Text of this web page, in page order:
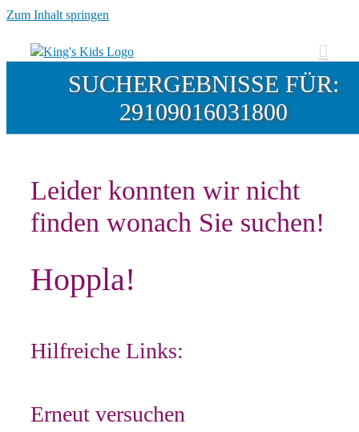
Zum Inhalt springen
SUCHERGEBNISSE FÜR:
29109016031800
Leider konnten wir nicht
finden wonach Sie suchen!
Hoppla!
Hilfreiche Links:
Erneut versuchen